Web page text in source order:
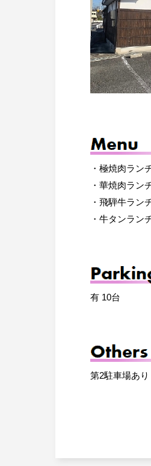
・極焼肉ラン
・華焼肉ラン
・飛騨牛ラン
・牛タンラン
有 10台
第2駐車場あり